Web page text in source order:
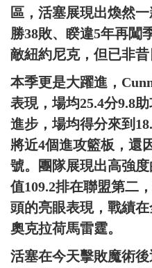
區，活塞展現出煥然
勝38敗、睽違5年再闖
敵紐約尼克，但已非昔
本季更是大躍進，
表現，場均25.4分9.8
進步，場均得分來到
將近4個進攻籃板，還
號。團隊展現出高強
值109.2排在聯盟第二
頭的亮眼表現，戰績
奧克拉荷馬雷霆。
活塞在今天擊敗魔術